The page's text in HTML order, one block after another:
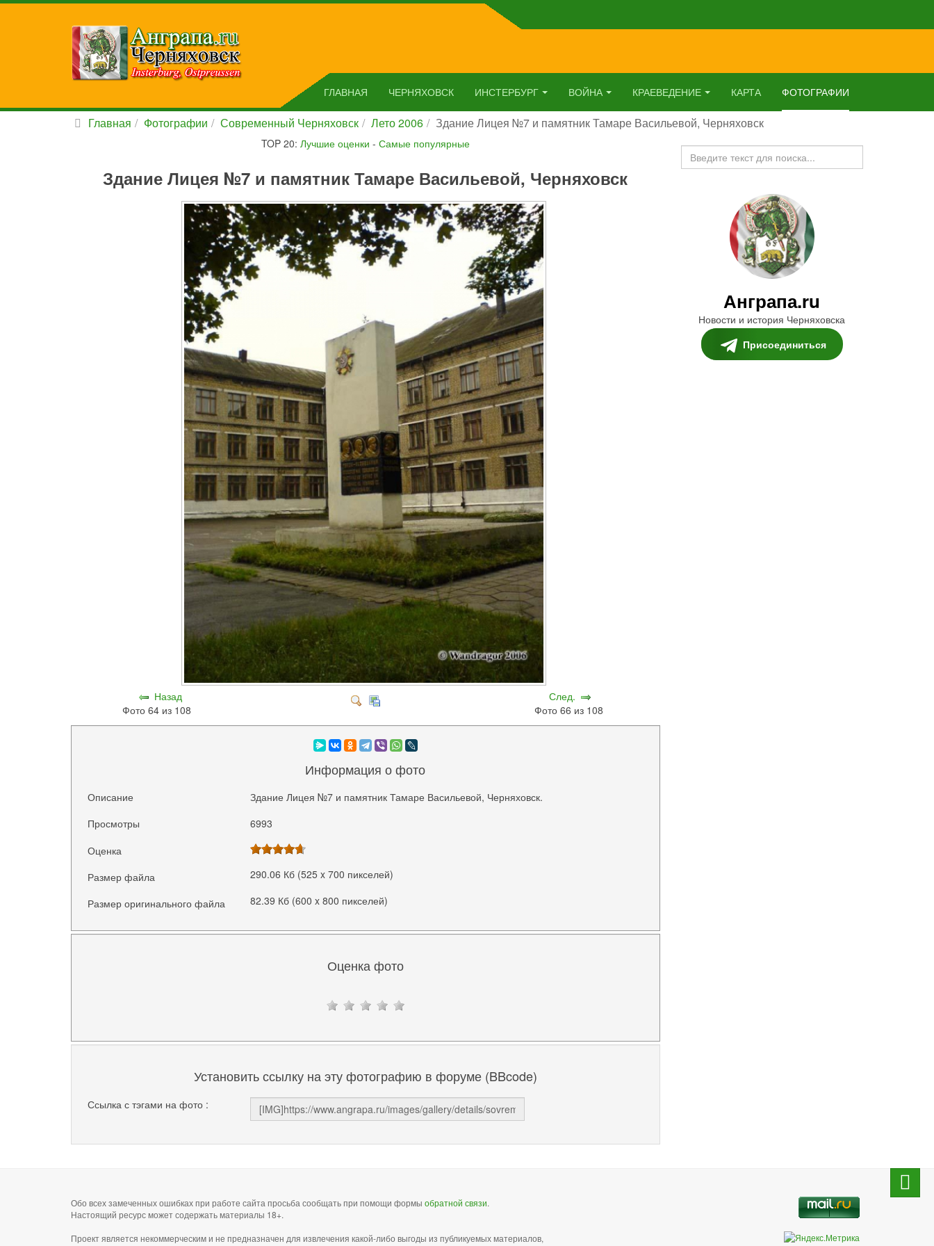
ГЛАВНАЯ ЧЕРНЯХОВСК ИНСТЕРБУРГ ВОЙНА КРАЕВЕДЕНИЕ КАРТА ФОТОГРАФИИ
Главная Фотографии Современный Черняховск Лето 2006 Здание Лицея №7 и памятник Тамаре Васильевой, Черняховск
TOP 20: Лучшие оценки - Самые популярные
Здание Лицея №7 и памятник Тамаре Васильевой, Черняховск
Назад
Фото 64 из 108
След.
Фото 66 из 108
Информация о фото
Описание
Здание Лицея №7 и памятник Тамаре Васильевой, Черняховск.
Просмотры
6993
Оценка
Размер файла
290.06 Кб (525 x 700 пикселей)
Размер оригинального файла 82.39 Кб (600 x 800 пикселей)
Оценка фото
Установить ссылку на эту фотографию в форуме (BBcode)
Ссылка с тэгами на фото :
Искать...
Анграпа.ru
Новости и история Черняховска
Присоединиться
Обо всех замеченных ошибках при работе сайта просьба сообщать при помощи формы обратной связи.
Настоящий ресурс может содержать материалы 18+.
Проект является некоммерческим и не предназначен для извлечения какой-либо выгоды из публикуемых материалов,